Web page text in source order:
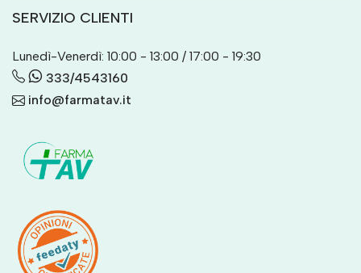
SERVIZIO CLIENTI
Lunedì-Venerdì: 10:00 - 13:00 / 17:00 - 19:30
333/4543160
info@farmatav.it